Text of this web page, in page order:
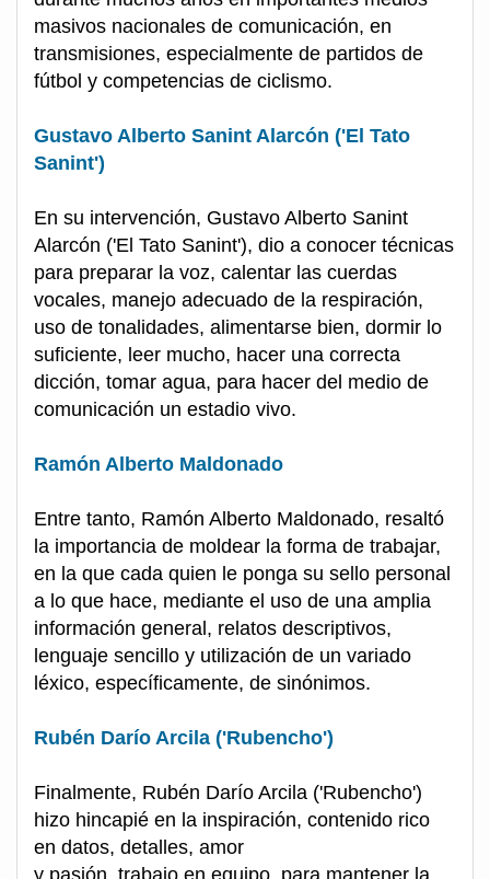
masivos nacionales de comunicación, en
transmisiones, especialmente de partidos de
fútbol y competencias de ciclismo.
Gustavo Alberto Sanint Alarcón ('El Tato
Sanint')
En su intervención, Gustavo Alberto Sanint
Alarcón ('El Tato Sanint'), dio a conocer técnicas
para preparar la voz, calentar las cuerdas
vocales, manejo adecuado de la respiración,
uso de tonalidades, alimentarse bien, dormir lo
suficiente, leer mucho, hacer una correcta
dicción, tomar agua, para hacer del medio de
comunicación un estadio vivo.
Ramón Alberto Maldonado
Entre tanto, Ramón Alberto Maldonado, resaltó
la importancia de moldear la forma de trabajar,
en la que cada quien le ponga su sello personal
a lo que hace, mediante el uso de una amplia
información general, relatos descriptivos,
lenguaje sencillo y utilización de un variado
léxico, específicamente, de sinónimos.
Rubén Darío Arcila ('Rubencho')
Finalmente, Rubén Darío Arcila ('Rubencho')
hizo hincapié en la inspiración, contenido rico
en datos, detalles, amor